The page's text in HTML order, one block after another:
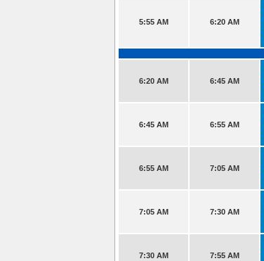
5:55 AM 6:20 AM
6:20 AM 6:45 AM
6:45 AM 6:55 AM
6:55 AM 7:05 AM
7:05 AM 7:30 AM
7:30 AM 7:55 AM